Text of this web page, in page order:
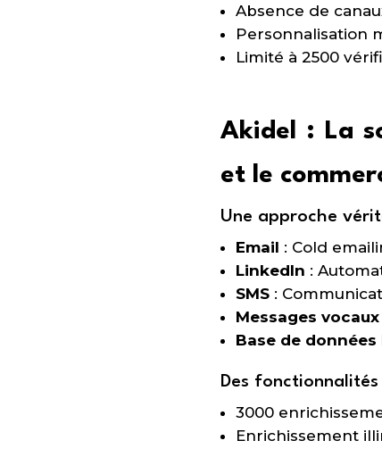
Absence de
Personnalisation
Limité à 2500
Akidel : La
et le
Une approche
Email : Cold
LinkedIn :
SMS :
Messages vocaux
Base de données
Des fonctionnalités
3000
Enrichissement